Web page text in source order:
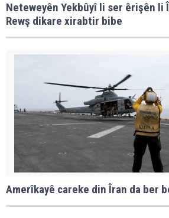
Neteweyên Yekbûyî li ser êrişên li
Rewş dikare xirabtir bibe
Amerîkayê careke din Îran da ber